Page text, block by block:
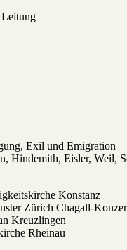
Exil und Emigration
Hindemith, Eisler, Weil,
Konstanz
Zürich Chagall-
Kreuzlingen
Rheinau